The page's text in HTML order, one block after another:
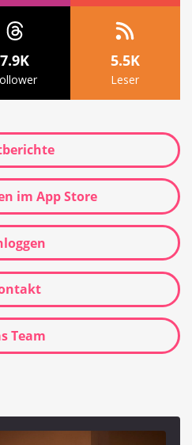
7.9K 5.5K
Leser
im App Store
Team